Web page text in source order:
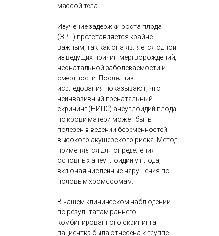
массой тела.
Изучение задержки роста плода
(ЗРП) представляется крайне
важным, так как она является одной
из ведущих причин мертворождений,
неонатальной заболеваемости и
смертности. Последние
исследования показывают, что
неинвазивный пренатальный
скрининг (НИПС) анеуплоидий плода
по крови матери может быть
полезен в ведении беременностей
высокого акушерского риска. Метод
применяется для определения
основных анеуплоидий у плода,
включая численные нарушения по
половым хромосомам.
В нашем клиническом наблюдении
по результатам раннего
комбинированного скрининга
пациентка была отнесена к группе